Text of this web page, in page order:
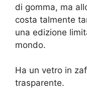
di gomma, ma
costa talmente
una edizione
mondo.
Ha un vetro in
trasparente.